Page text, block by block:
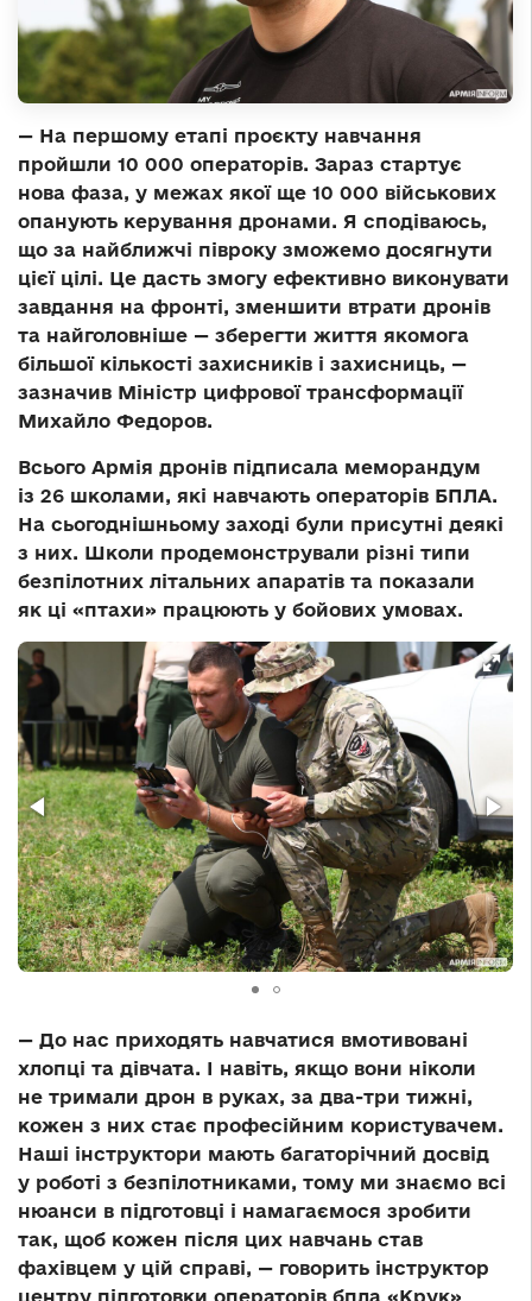
— На першому етапі проєкту навчання
пройшли 10 000 операторів. Зараз стартує
нова фаза, у межах якої ще 10 000 військових
опанують керування дронами. Я сподіваюсь,
що за найближчі півроку зможемо досягнути
цієї цілі. Це дасть змогу ефективно виконувати
завдання на фронті, зменшити втрати дронів
та найголовніше — зберегти життя якомога
більшої кількості захисників і захисниць, —
зазначив Міністр цифрової трансформації
Михайло Федоров.
Всього Армія дронів підписала меморандум
із 26 школами, які навчають операторів БПЛА.
На сьогоднішньому заході були присутні деякі
з них. Школи продемонстрували різні типи
безпілотних літальних апаратів та показали
як ці «птахи» працюють у бойових умовах.
— До нас приходять навчатися вмотивовані
хлопці та дівчата. І навіть, якщо вони ніколи
не тримали дрон в руках, за два-три тижні,
кожен з них стає професійним користувачем.
Наші інструктори мають багаторічний досвід
у роботі з безпілотниками, тому ми знаємо всі
нюанси в підготовці і намагаємося зробити
так, щоб кожен після цих навчань став
фахівцем у цій справі, — говорить інструктор
центру підготовки операторів бпла «Крук»